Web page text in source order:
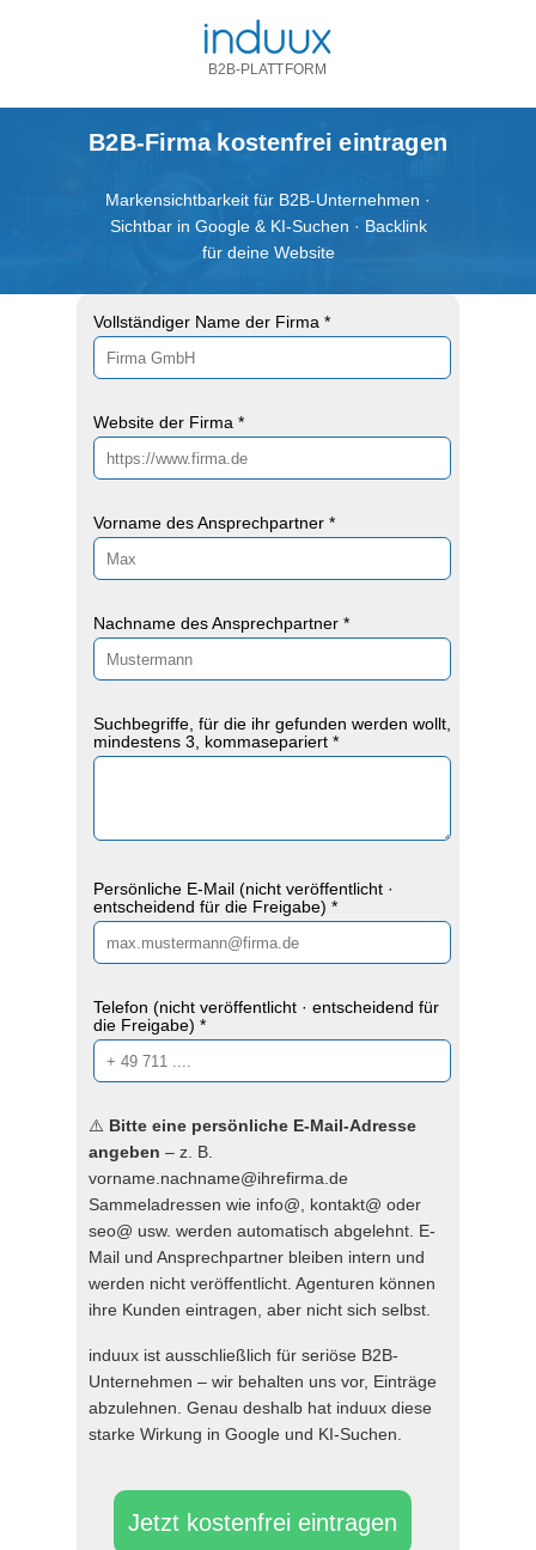
B2B-Firma kostenfrei eintragen
B2B-PLATTFORM
Vollständiger Name der Firma *
Website der Firma *
Vorname des Ansprechpartner *
Nachname des Ansprechpartner *
Suchbegriffe, für die ihr gefunden werden wollt,
mindestens 3, kommasepariert *
Persönliche E-Mail (nicht veröffentlicht ·
entscheidend für die Freigabe) *
Telefon (nicht veröffentlicht · entscheidend für
die Freigabe) *
Jetzt kostenfrei eintragen
⚠️ Bitte eine persönliche E-Mail-Adresse
angeben – z. B.
vorname.nachname@ihrefirma.de
Sammeladressen wie info@, kontakt@ oder
seo@ usw. werden automatisch abgelehnt. E-
Mail und Ansprechpartner bleiben intern und
werden nicht veröffentlicht. Agenturen können
ihre Kunden eintragen, aber nicht sich selbst.
induux ist ausschließlich für seriöse B2B-
Unternehmen – wir behalten uns vor, Einträge
abzulehnen. Genau deshalb hat induux diese
starke Wirkung in Google und KI-Suchen.
Markensichtbarkeit für B2B-Unternehmen ·
Sichtbar in Google & KI-Suchen · Backlink
für deine Website